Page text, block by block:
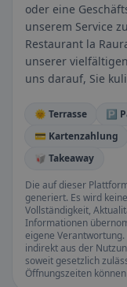
oder eine
unserem Service
Restaurant la
unserer
uns darauf, Sie
🌞 Terrasse 🅿️
💳 Kartenzahlung
🥡 Takeaway
Die auf dieser
generiert. Es wird
Vollständigkeit,
Informationen
eigene
indirekt aus der
soweit gesetzlich
Öffnungszeiten